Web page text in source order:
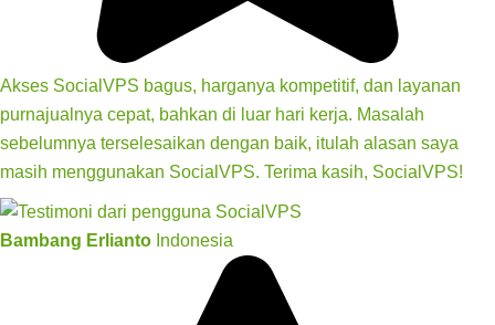
Akses SocialVPS bagus, harganya kompetitif, dan layanan
purnajualnya cepat, bahkan di luar hari kerja. Masalah
sebelumnya terselesaikan dengan baik, itulah alasan saya
masih menggunakan SocialVPS. Terima kasih, SocialVPS!
Bambang Erlianto Indonesia